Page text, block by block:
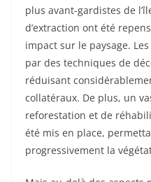
plus avant-gardistes de
d’extraction ont été
impact sur le paysage.
par des techniques de
réduisant
collatéraux. De plus, un
reforestation et de
été mis en place,
progressivement la